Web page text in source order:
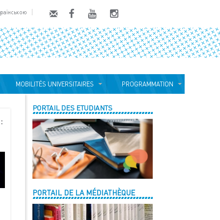
MOBILITÉS UNIVERSITAIRES PROGRAMMATION
PORTAIL DES ETUDIANTS
PORTAIL DE LA MÉDIATHÈQUE